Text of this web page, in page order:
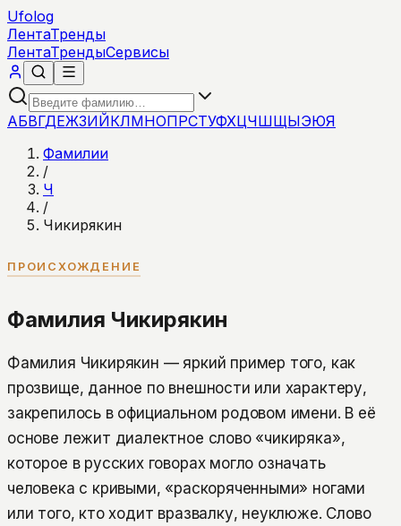
Ufolog
ЛентаТренды
ЛентаТрендыСервисы
АБВГДЕЖЗИЙКЛМНОПРСТУФХЦЧШЩЫЭЮЯ
Фамилии
/
Ч
/
Чикирякин
ПРОИСХОЖДЕНИЕ
Фамилия Чикирякин
Фамилия Чикирякин — яркий пример того, как
прозвище, данное по внешности или характеру,
закрепилось в официальном родовом имени. В её
основе лежит диалектное слово «чикиряка»,
которое в русских говорах могло означать
человека с кривыми, «раскоряченными» ногами
или того, кто ходит вразвалку, неуклюже. Слово